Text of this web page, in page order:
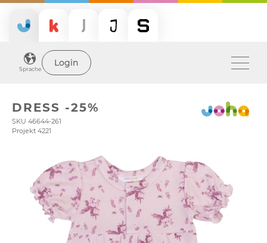
Sprache
Login
DRESS -25%
SKU 46644-261
Projekt 4221